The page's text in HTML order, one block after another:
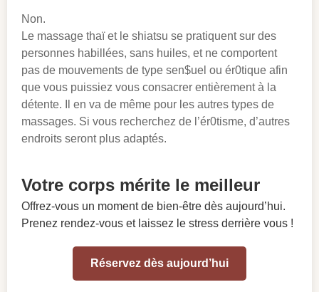
Non.
Le massage thaï et le shiatsu se pratiquent sur des
personnes habillées, sans huiles, et ne comportent
pas de mouvements de type sen$uel ou ér0tique afin
que vous puissiez vous consacrer entièrement à la
détente. Il en va de même pour les autres types de
massages. Si vous recherchez de l’ér0tisme, d’autres
endroits seront plus adaptés.
Votre corps mérite le meilleur
Offrez-vous un moment de bien-être dès aujourd’hui.
Prenez rendez-vous et laissez le stress derrière vous !
Réservez dès aujourd’hui